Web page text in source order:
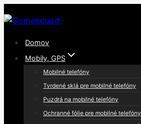
to
Domov
Mobily, GPS
Mobilné telefóny
Tvrdené sklá pre mobilné telefóny
Puzdrá na mobilné telefóny
Ochranné fólie pre mobilné telefóny